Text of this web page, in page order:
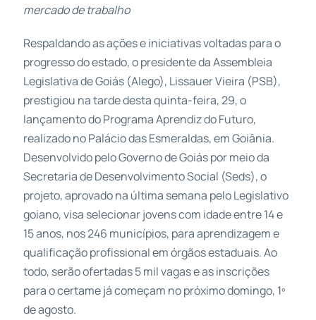
mercado de trabalho
Respaldando as ações e iniciativas voltadas para o
progresso do estado, o presidente da Assembleia
Legislativa de Goiás (Alego), Lissauer Vieira (PSB),
prestigiou na tarde desta quinta-feira, 29, o
lançamento do Programa Aprendiz do Futuro,
realizado no Palácio das Esmeraldas, em Goiânia.
Desenvolvido pelo Governo de Goiás por meio da
Secretaria de Desenvolvimento Social (Seds), o
projeto, aprovado na última semana pelo Legislativo
goiano, visa selecionar jovens com idade entre 14 e
15 anos, nos 246 municípios, para aprendizagem e
qualificação profissional em órgãos estaduais. Ao
todo, serão ofertadas 5 mil vagas e as inscrições
para o certame já começam no próximo domingo, 1º
de agosto.